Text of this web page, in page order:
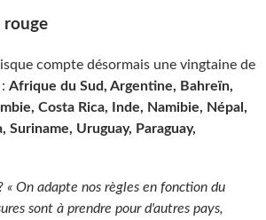
rouge
compte désormais une vingtaine de
Afrique du Sud, Argentine, Bahreïn,
Costa Rica, Inde, Namibie, Népal,
Suriname, Uruguay, Paraguay,
« On adapte nos règles en fonction du
sont à prendre pour d'autres pays,